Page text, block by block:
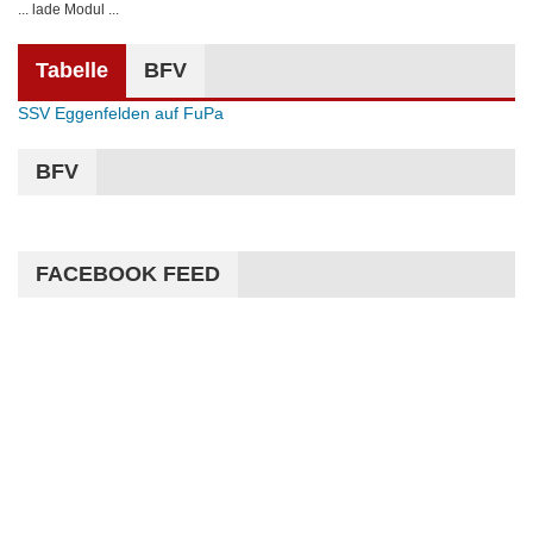
... lade Modul ...
Tabelle BFV
SSV Eggenfelden auf FuPa
BFV
FACEBOOK FEED